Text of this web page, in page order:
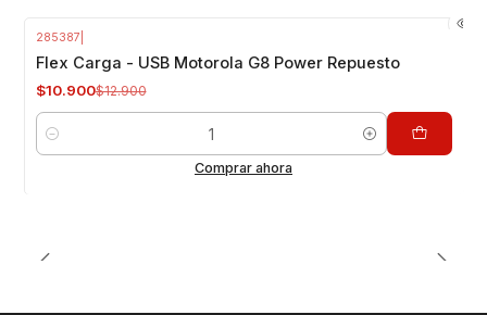
285387
Flex Carga - USB Motorola G8 Power Repuesto
$10.900$12.900
Cantidad
Comprar ahora